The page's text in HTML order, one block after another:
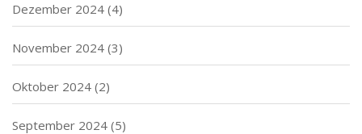
Dezember 2024 (4)
November 2024 (3)
Oktober 2024 (2)
September 2024 (5)